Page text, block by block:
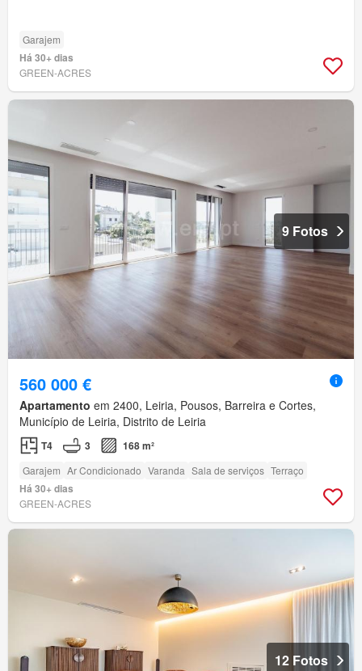
Garajem
Há 30+ dias
GREEN-ACRES
9 Fotos
560 000 €
Apartamento em 2400, Leiria, Pousos, Barreira e Cortes,
Município de Leiria, Distrito de Leiria
T4 3 168 m²
Garajem Ar Condicionado Varanda Sala de serviços Terraço
Há 30+ dias
GREEN-ACRES
12 Fotos